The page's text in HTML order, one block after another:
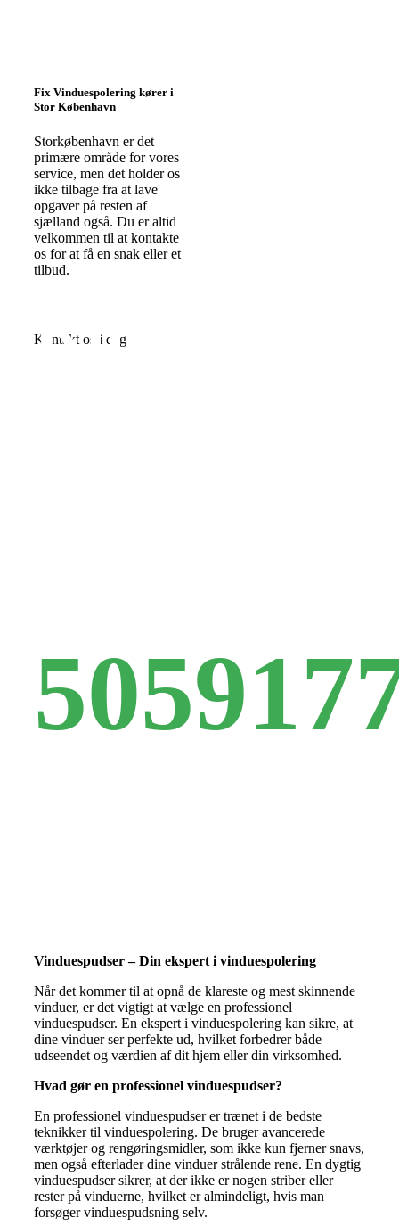
Fix Vinduespolering kører i
Stor København
Storkøbenhavn er det
primære område for vores
service, men det holder os
ikke tilbage fra at lave
opgaver på resten af
sjælland også. Du er altid
velkommen til at kontakte
os for at få en snak eller et
tilbud.
Kontakt os i dag
Ring
Vinduespudser – Din ekspert i vinduespolering
Når det kommer til at opnå de klareste og mest skinnende
vinduer, er det vigtigt at vælge en professionel
vinduespudser. En ekspert i vinduespolering kan sikre, at
dine vinduer ser perfekte ud, hvilket forbedrer både
udseendet og værdien af dit hjem eller din virksomhed.
Hvad gør en professionel vinduespudser?
En professionel vinduespudser er trænet i de bedste
teknikker til vinduespolering. De bruger avancerede
værktøjer og rengøringsmidler, som ikke kun fjerner snavs,
men også efterlader dine vinduer strålende rene. En dygtig
vinduespudser sikrer, at der ikke er nogen striber eller
rester på vinduerne, hvilket er almindeligt, hvis man
forsøger vinduespudsning selv.